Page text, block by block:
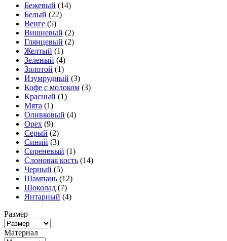
Бежевый (14)
Белый (22)
Венге (5)
Вишневый (2)
Глянцевый (2)
Желтый (1)
Зеленый (4)
Золотой (1)
Изумрудный (3)
Кофе с молоком (3)
Красный (1)
Мята (1)
Оливковый (4)
Орех (9)
Серый (2)
Синий (3)
Сиреневый (1)
Слоновая кость (14)
Черный (5)
Шампань (12)
Шоколад (7)
Янтарный (4)
Размер
Материал